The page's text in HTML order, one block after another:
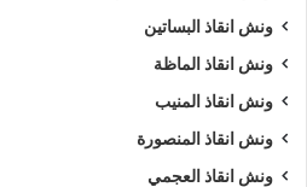
ونش انقاذ البساتين
ونش انقاذ الماظة
ونش انقاذ المنيب
ونش انقاذ المنصورة
ونش انقاذ العجمي